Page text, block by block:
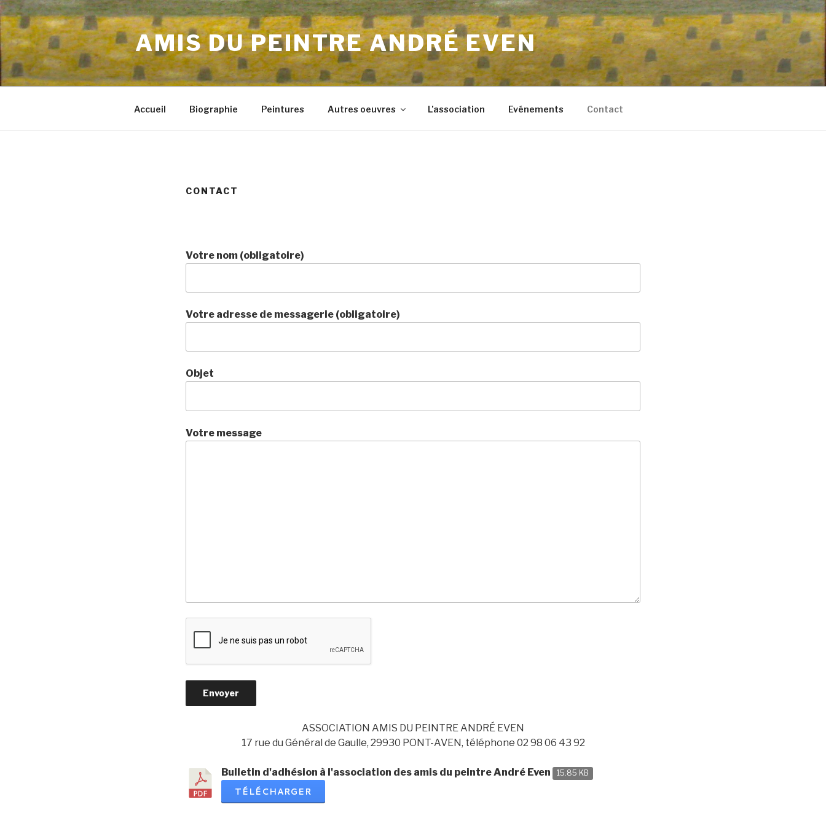
Aller
au
contenu
principal
AMIS DU PEINTRE ANDRÉ EVEN
Accueil Biographie Peintures Autres oeuvres L’association Evénements Contact
CONTACT
Votre nom (obligatoire)
Votre adresse de messagerie (obligatoire)
Objet
Votre message
ASSOCIATION AMIS DU PEINTRE ANDRÉ EVEN
17 rue du Général de Gaulle, 29930 PONT-AVEN, téléphone 02 98 06 43 92
Bulletin d'adhésion à l'association des amis du peintre André Even 15.85 KB
TÉLÉCHARGER